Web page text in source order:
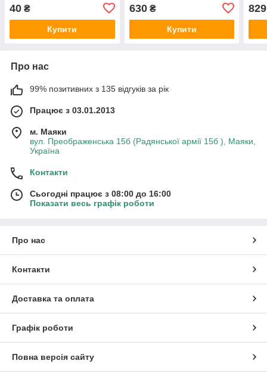
40 ₴
Купити
630₴
Купити
Про нас
99% позитивних з 135 відгуків за рік
Працює з 03.01.2013
м. Маяки
вул. Преображенська 15б (Радянської армії 15б ), Маяки,
Україна
Контакти
Сьогодні працює з 08:00 до 16:00
Показати весь графік роботи
Про нас
Контакти
Доставка та оплата
Графік роботи
Повна версія сайту